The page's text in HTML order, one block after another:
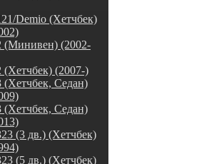
Demio (Хетчбек)
(Минивен) (2002-
(Хетчбек) (2007-)
(Хетчбек, Седан)
(Хетчбек, Седан)
(3 дв.) (Хетчбек)
(5 дв.) (Хетчбек)